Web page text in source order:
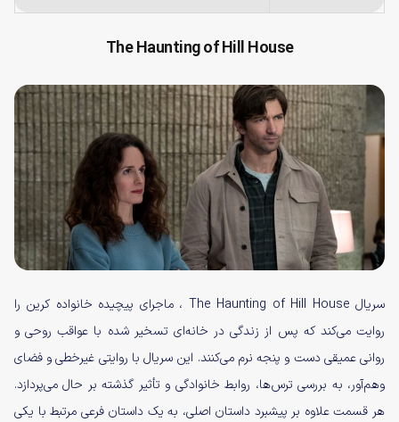
The Haunting of Hill House
سریال The Haunting of Hill House ، ماجرای پیچیده خانواده کرین را
روایت می‌کند که پس از زندگی در خانه‌ای تسخیر شده با عواقب روحی و
روانی عمیقی دست و پنجه نرم می‌کنند. این سریال با روایتی غیرخطی و فضای
وهم‌آور، به بررسی ترس‌ها، روابط خانوادگی و تأثیر گذشته بر حال می‌پردازد.
هر قسمت علاوه بر پیشبرد داستان اصلی، به یک داستان فرعی مرتبط با یکی